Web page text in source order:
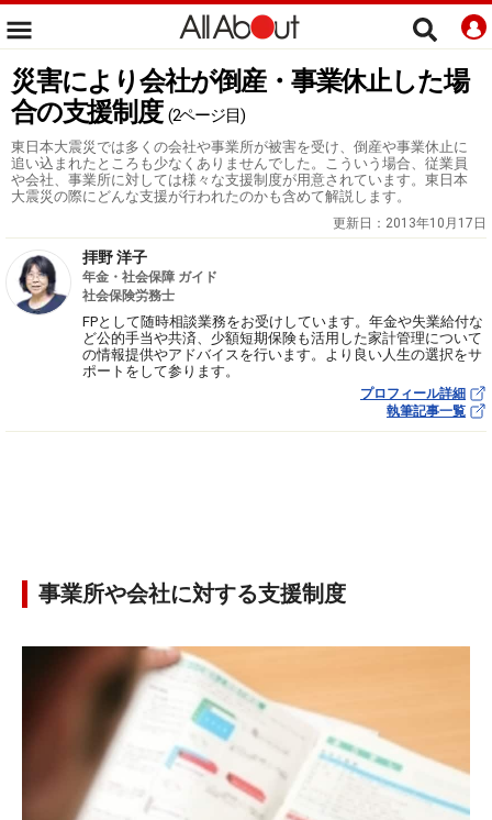
災害により会社が倒産・事業休止した場
合の支援制度 (2ページ目)
東日本大震災では多くの会社や事業所が被害を受け、倒産や事業休止に
追い込まれたところも少なくありませんでした。こういう場合、従業員
や会社、事業所に対しては様々な支援制度が用意されています。東日本
大震災の際にどんな支援が行われたのかも含めて解説します。
更新日： 2013年10月17日
拝野 洋子
年金・社会保障 ガイド
社会保険労務士
FPとして随時相談業務をお受けしています。年金や失業給付な
ど公的手当や共済、少額短期保険も活用した家計管理について
の情報提供やアドバイスを行います。より良い人生の選択をサ
ポートをして参ります。
プロフィール詳細
執筆記事一覧
事業所や会社に対する支援制度